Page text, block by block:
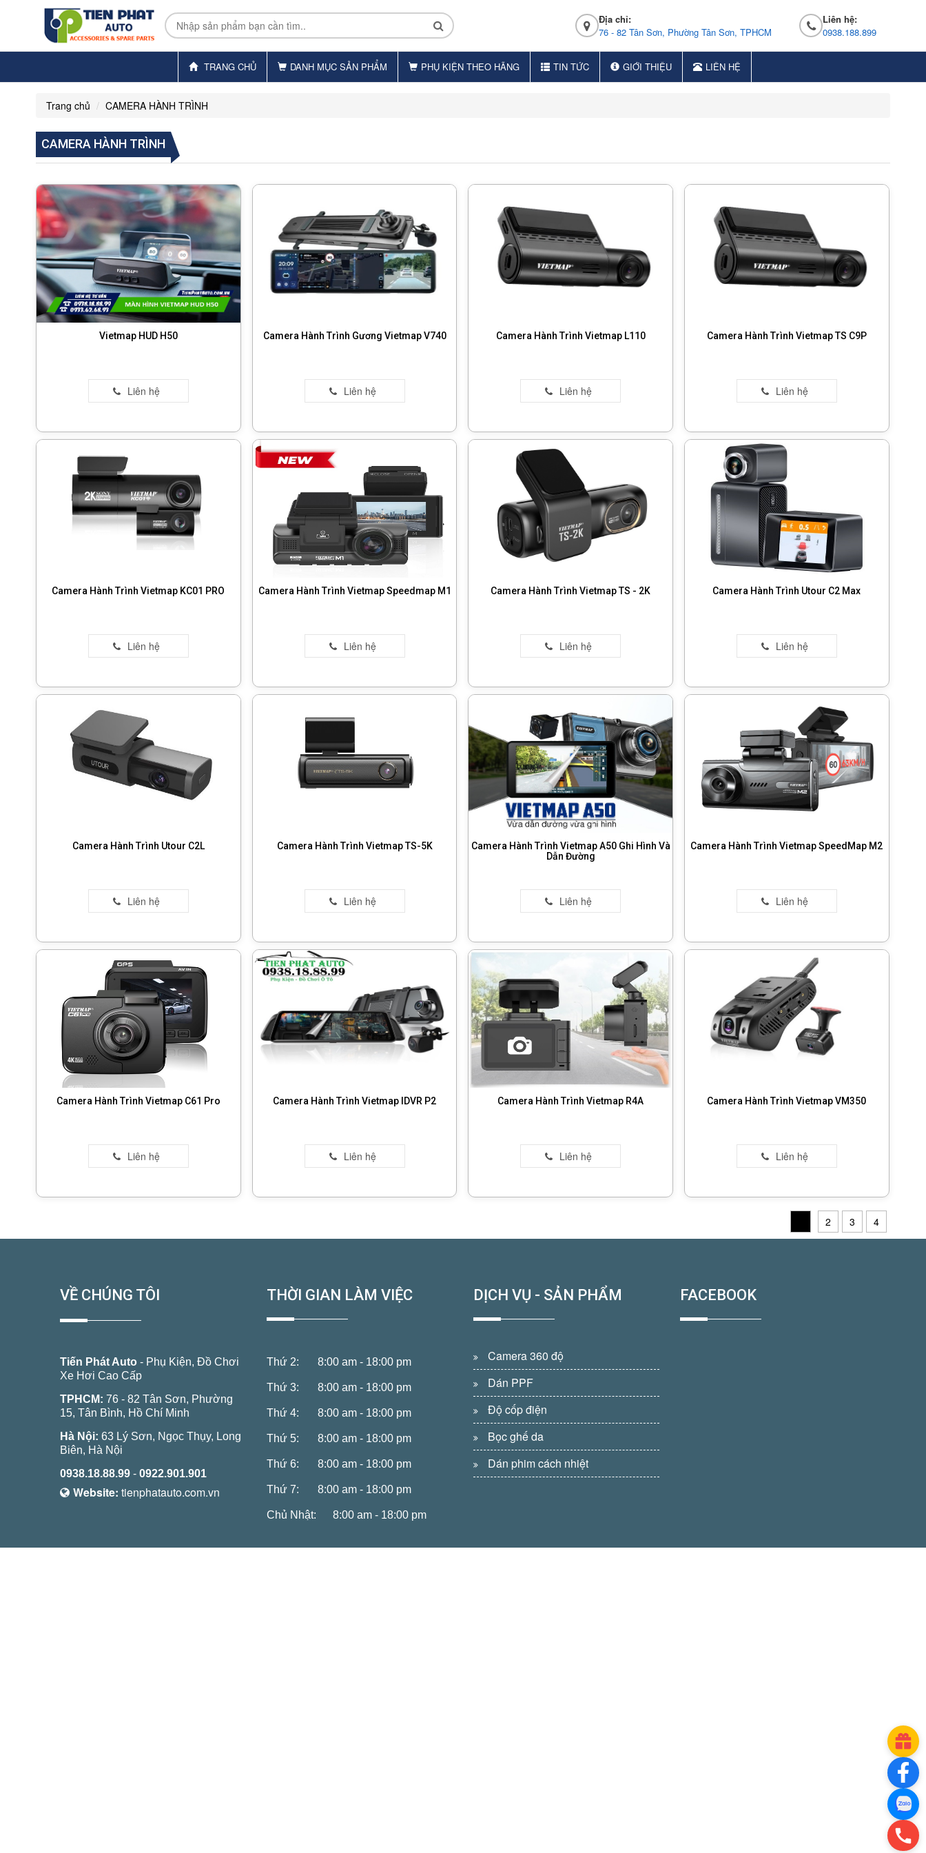
Địa chỉ:
76 - 82 Tân Sơn, Phường Tân Sơn, TPHCM
Liên hệ:
0938.188.899
TRANG CHỦ DANH MỤC SẢN PHẨM PHỤ KIỆN THEO HÃNG TIN TỨC GIỚI THIỆU LIÊN HỆ
Trang chủ CAMERA HÀNH TRÌNH
CAMERA HÀNH TRÌNH
Vietmap HUD H50 Camera Hành Trình Gương Vietmap V740 Camera Hành Trình Vietmap L110 Camera Hành Trình Vietmap TS C9P
Camera Hành Trình Vietmap KC01 PRO Camera Hành Trình Vietmap Speedmap M1 Camera Hành Trình Vietmap TS - 2K Camera Hành Trình Utour C2 Max
Camera Hành Trình Utour C2L Camera Hành Trình Vietmap TS-5K
Camera Hành Trình Vietmap A50 Ghi Hình Và
Dẫn Đường
Camera Hành Trình Vietmap SpeedMap M2
Camera Hành Trình Vietmap C61 Pro Camera Hành Trình Vietmap IDVR P2 Camera Hành Trình Vietmap R4A Camera Hành Trình Vietmap VM350
2 3 4
VỀ CHÚNG TÔI
Tiến Phát Auto - Phụ Kiện, Đồ Chơi
Xe Hơi Cao Cấp
TPHCM: 76 - 82 Tân Sơn, Phường
15, Tân Bình, Hồ Chí Minh
Hà Nội: 63 Lý Sơn, Ngọc Thụy, Long
Biên, Hà Nội
0938.18.88.99 - 0922.901.901
Website: tienphatauto.com.vn
THỜI GIAN LÀM VIỆC
Thứ 2: 8:00 am - 18:00 pm
Thứ 3: 8:00 am - 18:00 pm
Thứ 4: 8:00 am - 18:00 pm
Thứ 5: 8:00 am - 18:00 pm
Thứ 6: 8:00 am - 18:00 pm
Thứ 7: 8:00 am - 18:00 pm
Chủ Nhật: 8:00 am - 18:00 pm
DỊCH VỤ - SẢN PHẨM
Camera 360 độ
Dán PPF
Độ cốp điện
Bọc ghế da
Dán phim cách nhiệt
FACEBOOK